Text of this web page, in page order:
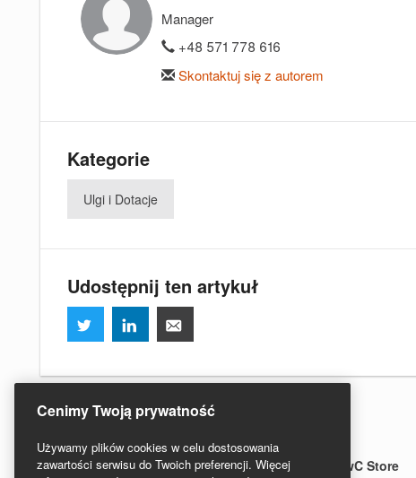
Manager
+48 571 778 616
Skontaktuj się z autorem
Kategorie
Ulgi i Dotacje
Udostępnij ten artykuł
Regulamin serwisu Redakcja PwC Polska PwC Store
Cenimy Twoją prywatność
Używamy plików cookies w celu dostosowania
zawartości serwisu do Twoich preferencji. Więcej